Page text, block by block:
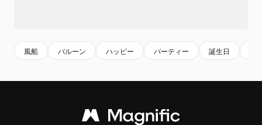
風船 バルーン ハッピー パーティー 誕生日